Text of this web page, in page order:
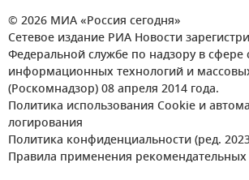
© 2026 МИА «Россия сегодня»
Сетевое издание РИА Новости
Федеральной службе по надзору в сфере
информационных технологий и
(Роскомнадзор) 08 апреля 2014 года.
Политика использования Cookie и
логирования
Политика конфиденциальности (ред.
Правила применения рекомендательных